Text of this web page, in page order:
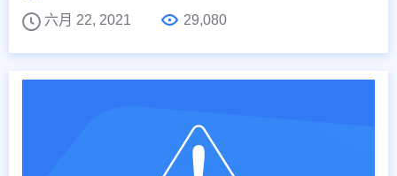
六月 22, 2021
29,080